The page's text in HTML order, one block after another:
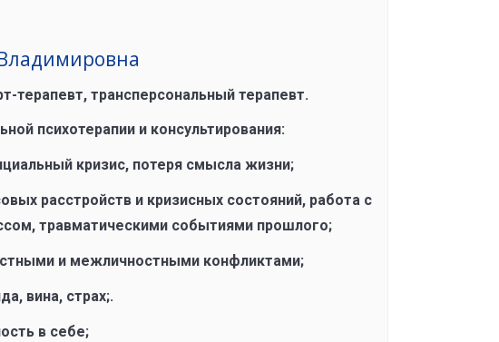
терапевт, трансперсональный терапевт.
психотерапии и консультирования:
кризис, потеря смысла жизни;
расстройств и кризисных состояний, работа с
травматическими событиями прошлого;
и межличностными конфликтами;
вина, страх;.
в себе;